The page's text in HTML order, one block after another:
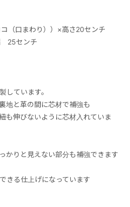
（口まわり））×高さ20センチ
25センチ
しています。
地と革の間に芯材で補強も
も伸びないように芯材入れていま
かりと見えない部分も補強できます
きる仕上げになっています